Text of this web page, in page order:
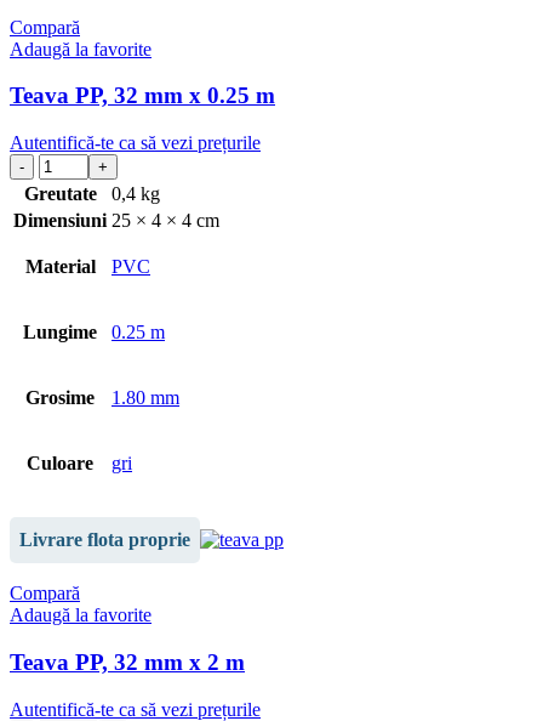
Compară
Adaugă la favorite
Teava PP, 32 mm x 0.25 m
Autentifică-te ca să vezi prețurile
Greutate
0,4 kg
Dimensiuni 25 × 4 × 4 cm
Material PVC
Lungime 0.25 m
Grosime 1.80 mm
Culoare gri
Livrare flota proprie
Compară
Adaugă la favorite
Teava PP, 32 mm x 2 m
Autentifică-te ca să vezi prețurile